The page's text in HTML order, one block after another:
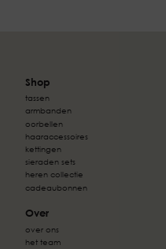
Shop
tassen
armbanden
oorbellen
haaraccessoires
kettingen
sieraden sets
heren collectie
cadeaubonnen
Over
over ons
het team